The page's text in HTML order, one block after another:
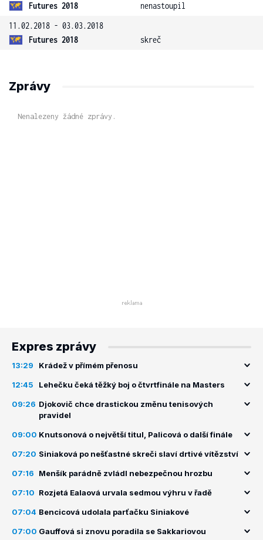
Futures 2018
nenastoupil
11.02.2018 - 03.03.2018
Futures 2018
skreč
Zprávy
Nenalezeny žádné zprávy.
Expres zprávy
13:29 Krádež v přímém přenosu
12:45 Lehečku čeká těžký boj o čtvrtfinále na Masters
09:26 Djokovič chce drastickou změnu tenisových
pravidel
09:00 Knutsonová o největší titul, Palicová o další finále
07:20 Siniaková po nešťastné skreči slaví drtivé vítězství
07:16 Menšík parádně zvládl nebezpečnou hrozbu
07:10 Rozjetá Ealaová urvala sedmou výhru v řadě
07:04 Bencicová udolala parťačku Siniakové
07:00 Gauffová si znovu poradila se Sakkariovou